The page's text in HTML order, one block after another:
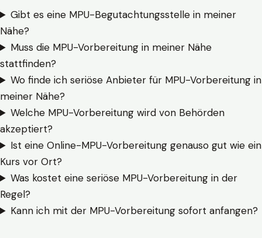
Gibt es eine MPU-Begutachtungsstelle in meiner
Nähe?
Muss die MPU-Vorbereitung in meiner Nähe
stattfinden?
Wo finde ich seriöse Anbieter für MPU-Vorbereitung in
meiner Nähe?
Welche MPU-Vorbereitung wird von Behörden
akzeptiert?
Ist eine Online-MPU-Vorbereitung genauso gut wie ein
Kurs vor Ort?
Was kostet eine seriöse MPU-Vorbereitung in der
Regel?
Kann ich mit der MPU-Vorbereitung sofort anfangen?